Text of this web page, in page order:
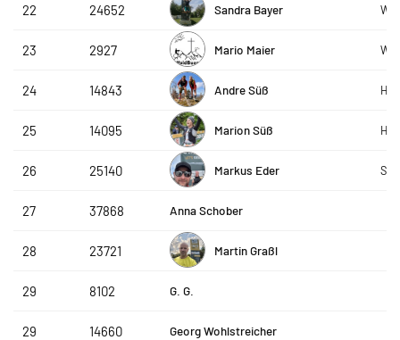
22 24652 Sandra Bayer
23 2927 Mario Maier
24 14843 Andre Süß
25 14095 Marion Süß
26 25140 Markus Eder
27 37868 Anna Schober
28 23721 Martin Graßl
29 8102 G. G.
29 14660 Georg Wohlstreicher